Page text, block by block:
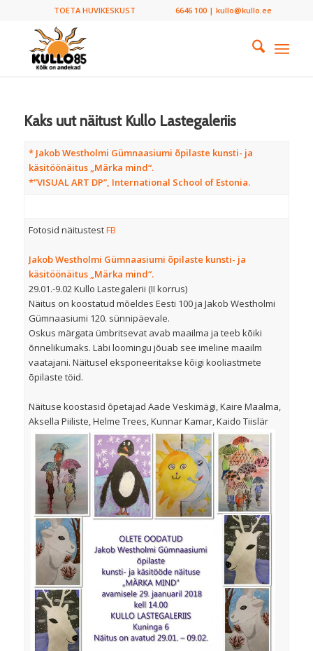
TOETA HUVIKESKUST 6646 100 | kullo@kullo.ee
Kaks uut näitust Kullo Lastegaleriis
* Jakob Westholmi Gümnaasiumi õpilaste kunsti- ja
käsitöönäitus „Märka mind“.
*”VISUAL ART DP”, International School of Estonia.
Fotosid näitustestFB
Jakob Westholmi Gümnaasiumi õpilaste kunsti- ja
käsitöönäitus „Märka mind“.
29.01.-9.02 Kullo Lastegalerii (II korrus)
Näitus on koostatud mõeldes Eesti 100 ja Jakob Westholmi
Gümnaasiumi 120. sünnipäevale.
Oskus märgata ümbritsevat avab maailma ja teeb kõiki
õnnelikumaks. Läbi loomingu jõuab see imeline maailm
vaatajani. Näitusel eksponeeritakse kõigi kooliastmete
õpilaste töid.
Näituse koostasid õpetajad Aade Veskimägi, Kaire Maalma,
Aksella Piiliste, Helme Trees, Kunnar Kamar, Kaido Tiislär